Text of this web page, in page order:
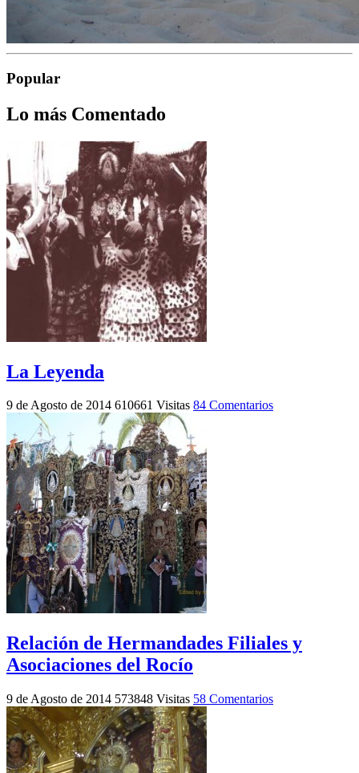
Popular
Lo más Comentado
La Leyenda
9 de Agosto de 2014 610661 Visitas 84 Comentarios
Relación de Hermandades Filiales y
Asociaciones del Rocío
9 de Agosto de 2014 573848 Visitas 58 Comentarios